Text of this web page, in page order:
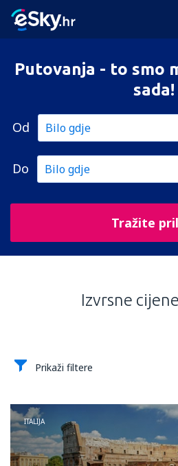
Putovanja - to smo
sada!
Od
Do
Tražite
Izvrsne
Prikaži filtere
ITALIJA